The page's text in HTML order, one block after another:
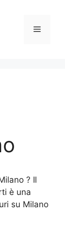
Menu
? Il
è una
su Milano